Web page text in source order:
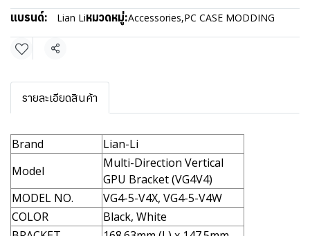
แบรนด์: Lian Liหมวดหมู่:Accessories,PC CASE MODDING
แชร์
รายละเอียดสินค้า
Brand
Lian-Li
Model
Multi-Direction Vertical
GPU Bracket (VG4V4)
MODEL NO.
VG4-5-V4X, VG4-5-V4W
COLOR
Black, White